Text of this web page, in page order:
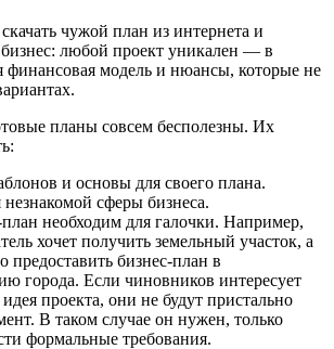
чужой план из интернета и
любой проект уникален — в
финансовая модель и нюансы, которые не
планы совсем бесполезны. Их
и основы для своего плана.
сферы бизнеса.
план необходим для галочки. Например,
хочет получить земельный участок, а
предоставить бизнес-план в
города. Если чиновников интересует
проекта, они не будут пристально
В таком случае он нужен, только
формальные требования.